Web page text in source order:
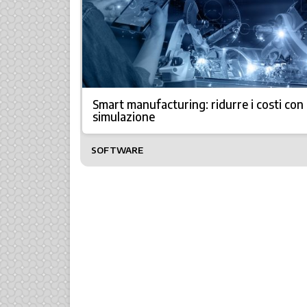
Smart manufacturing: ridurre i costi con
simulazione
SOFTWARE